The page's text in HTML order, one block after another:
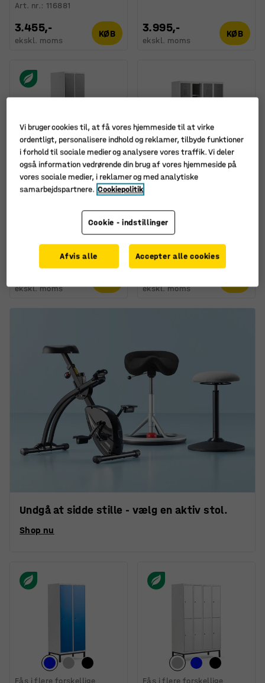
Art. nr.:116881
3.455,-
ekskl. moms
KØB 3.995,-
ekskl. moms
KØB
Fås i flere forskellige
kombinationer
CLASSIC, bænkstel, 2
3153836
ekskl. moms
Fås i flere forskellige
kombinationer
CLICK, 4 moduler,
1800x1200x500 mm, grå
Art. nr.:116841
ekskl. moms
Undgå at sidde stille - vælg en aktiv stol.
Shop nu
Fås i flere forskellige
Fås i flere forskellige
Vi bruger cookies til, at få vores hjemmeside til at virke
ordentligt, personalisere indhold og reklamer, tilbyde funktioner
i forhold til sociale medier og analysere vores traffik. Vi deler
også information vedrørende din brug af vores hjemmeside på
vores sociale medier, i reklamer og med analytiske
samarbejdspartnere. Cookiepolitik
Cookie - indstillinger
Afvis alle Accepter alle cookies